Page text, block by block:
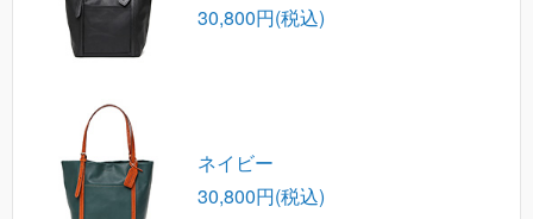
30,800円(税込)
ネイビー
30,800円(税込)